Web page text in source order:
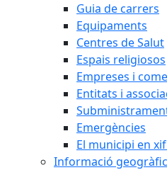
Guia de carrers
Equipaments
Centres de Salut
Espais religiosos
Empreses i
Entitats i
Emergències
El municipi en
Informació